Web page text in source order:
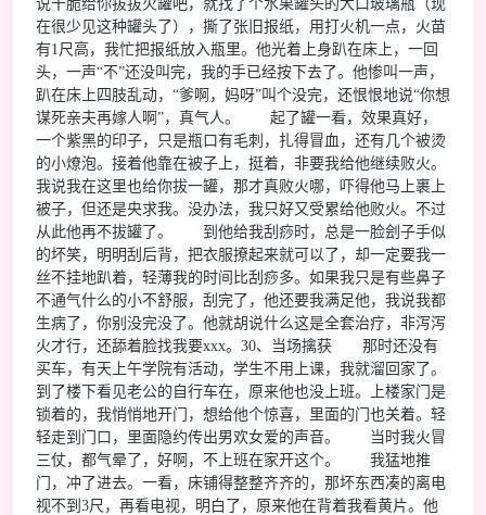
说干脆给你拔拔火罐吧，就找了个水果罐头的大口玻璃瓶（现
在很少见这种罐头了），撕了张旧报纸，用打火机一点，火苗
有1尺高，我忙把报纸放入瓶里。他光着上身趴在床上，一回
头，一声“不”还没叫完，我的手已经按下去了。他惨叫一声，
趴在床上四肢乱动，“爹啊，妈呀”叫个没完，还恨恨地说“你想
谋死亲夫再嫁人啊”，真气人。 起了罐一看，效果真好，
一个紫黑的印子，只是瓶口有毛刺，扎得冒血，还有几个被烫
的小燎泡。接着他靠在被子上，挺着，非要我给他继续败火。
我说我在这里也给你拔一罐，那才真败火哪，吓得他马上裹上
被子，但还是央求我。没办法，我只好又受累给他败火。不过
从此他再不拔罐了。 到他给我刮痧时，总是一脸刽子手似
的坏笑，明明刮后背，把衣服撩起来就可以了，却一定要我一
丝不挂地趴着，轻薄我的时间比刮痧多。如果我只是有些鼻子
不通气什么的小不舒服，刮完了，他还要我满足他，我说我都
生病了，你别没完没了。他就胡说什么这是全套治疗，非泻泻
火才行，还舔着脸找我要xxx。30、当场擒获 那时还没有
买车，有天上午学院有活动，学生不用上课，我就溜回家了。
到了楼下看见老公的自行车在，原来他也没上班。上楼家门是
锁着的，我悄悄地开门，想给他个惊喜，里面的门也关着。轻
轻走到门口，里面隐约传出男欢女爱的声音。 当时我火冒
三仗，都气晕了，好啊，不上班在家开这个。 我猛地推
门，冲了进去。一看，床铺得整整齐齐的，那坏东西凑的离电
视不到3尺，再看电视，明白了，原来他在背着我看黄片。他